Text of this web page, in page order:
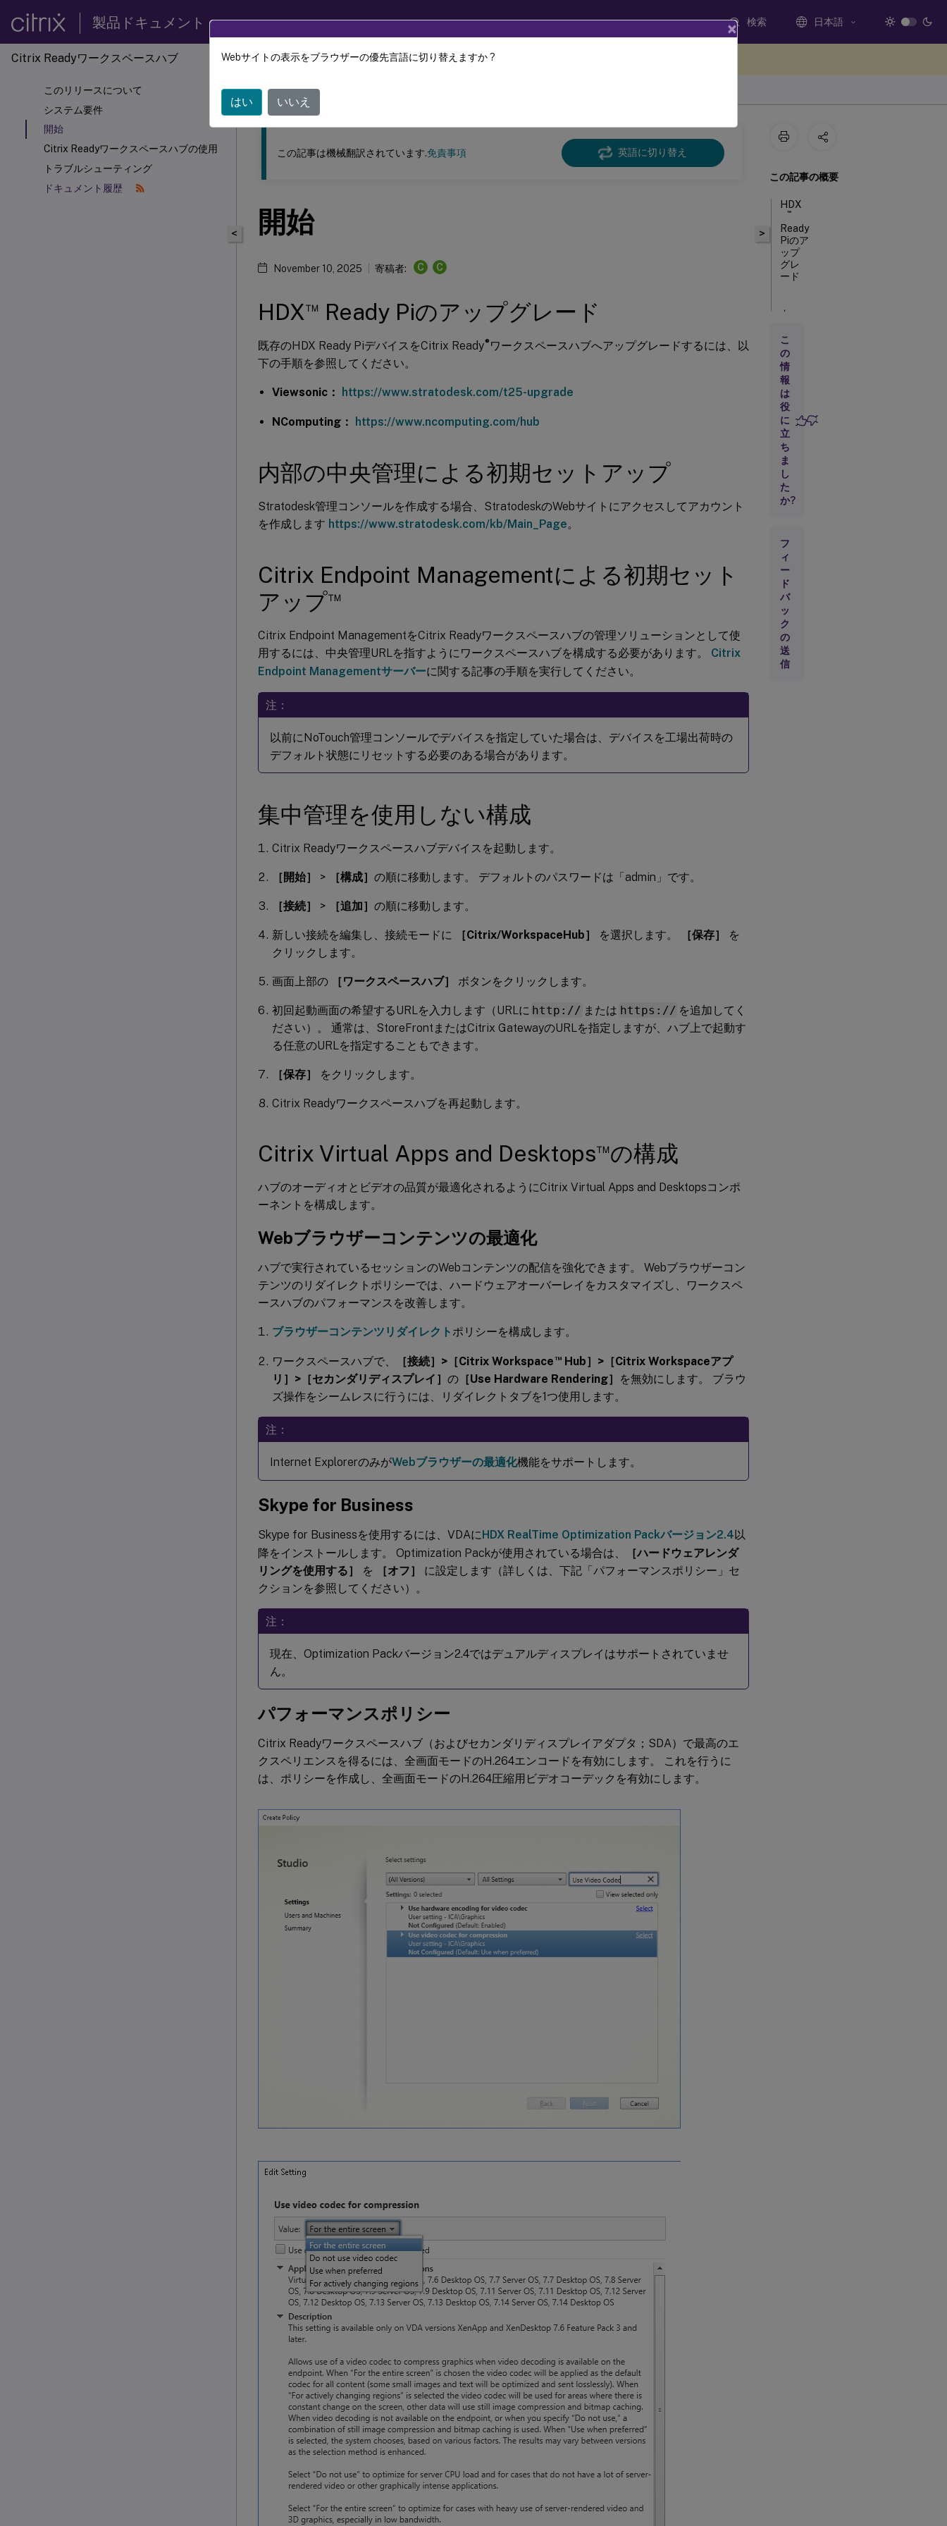
製品ドキュメント 検索 日本語
Citrix Readyワークスペースハブ
このリリースについて
システム要件
開始
Citrix Readyワークスペースハブの使用
トラブルシューティング
ドキュメント履歴
このコンテンツは動的に機械翻訳されています。
Citrix Ready
<
この記事は機械翻訳されています.免責事項 英語に切り替え
開始
November 10, 2025 寄稿者: C C
HDX™ Ready Piのアップグレード
既存のHDX Ready PiデバイスをCitrix Ready® ワークスペースハブへアップグレードするには、以
下の手順を参照してください。
Viewsonic： https://www.stratodesk.com/t25-upgrade
NComputing： https://www.ncomputing.com/hub
内部の中央管理による初期セットアップ
Stratodesk管理コンソールを作成する場合、StratodeskのWebサイトにアクセスしてアカウント
を作成します https://www.stratodesk.com/kb/Main_Page。
Citrix Endpoint Managementによる初期セット
アップ™
Citrix Endpoint ManagementをCitrix Readyワークスペースハブの管理ソリューションとして使
用するには、中央管理URLを指すようにワークスペースハブを構成する必要があります。 Citrix
Endpoint Managementサーバーに関する記事の手順を実行してください。
注：
以前にNoTouch管理コンソールでデバイスを指定していた場合は、デバイスを工場出荷時の
デフォルト状態にリセットする必要のある場合があります。
集中管理を使用しない構成
Citrix Readyワークスペースハブデバイスを起動します。
［開始］ > ［構成］ の順に移動します。 デフォルトのパスワードは「admin」です。
［接続］ > ［追加］ の順に移動します。
新しい接続を編集し、接続モードに ［Citrix/WorkspaceHub］ を選択します。 ［保存］
を
クリックします。
画面上部の ［ワークスペースハブ］ ボタンをクリックします。
初回起動画面の希望するURLを入力します（URLに http:// または https:// を追加してく
ださい）。 通常は、StoreFrontまたはCitrix GatewayのURLを指定しますが、ハブ上で起動す
る任意のURLを指定することもできます。
［保存］ をクリックします。
Citrix Readyワークスペースハブを再起動します。
Citrix Virtual Apps and Desktops™の構成
ハブのオーディオとビデオの品質が最適化されるようにCitrix Virtual Apps and Desktopsコンポ
ーネントを構成します。
Webブラウザーコンテンツの最適化
ハブで実行されているセッションのWebコンテンツの配信を強化できます。 Webブラウザーコン
テンツのリダイレクトポリシーでは、ハードウェアオーバーレイをカスタマイズし、ワークスペ
ースハブのパフォーマンスを改善します。
ブラウザーコンテンツリダイレクト ポリシーを構成します。
ワークスペースハブで、 ［接続］>［Citrix Workspace™Hub］>［Citrix Workspaceアプ
リ］>［セカンダリディスプレイ］ の ［Use Hardware Rendering］
を無効にします。 ブラウ
ズ操作をシームレスに行うには、リダイレクトタブを1つ使用します。
注：
Internet ExplorerのみがWebブラウザーの最適化機能をサポートします。
Skype for Business
Skype for Businessを使用するには、VDAにHDX RealTime Optimization Packバージョン2.4以
降をインストールします。 Optimization Packが使用されている場合は、
［ハードウェアレンダ
リングを使用する］
を ［オフ］
に設定します（詳しくは、下記「パフォーマンスポリシー」セ
クションを参照してください）。
注：
現在、Optimization Packバージョン2.4ではデュアルディスプレイはサポートされていませ
ん。
パフォーマンスポリシー
Citrix Readyワークスペースハブ（およびセカンダリディスプレイアダプタ；SDA）で最高のエ
クスペリエンスを得るには、全画面モードのH.264エンコードを有効にします。 これを行うに
は、ポリシーを作成し、全画面モードのH.264圧縮用ビデオコーデックを有効にします。
>
この記事の概要
HDX
™
Ready
Piのア
ップ
グレ
ード
内
の
中
央
管
理
に
よ
る
初
期
セ
ッ
ト
ア
ッ
Citrix
Endpoint
Management
による初期セ
ットアップ
集
中
管
こ
の
情
報
は
役
に
立
ち
ま
し
た
か?
フ
ィ
ー
ド
バ
ッ
ク
の
送
信
×
Webサイトの表示をブラウザーの優先言語に切り替えますか ?
はい いいえ